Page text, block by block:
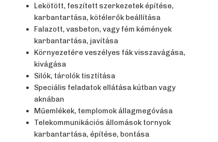
Lekötött, feszített szerkezetek építése,
karbantartása, kötélerők beállítása
Falazott, vasbeton, vagy fém kémények
karbantartása, javítása
Környezetére veszélyes fák visszavágása,
kivágása
Silók, tárolók tisztítása
Speciális feladatok ellátása kútban vagy
aknában
Műemlékek, templomok állagmegóvása
Telekommunikációs állomások tornyok
karbantartása, építése, bontása